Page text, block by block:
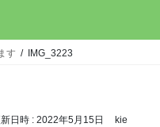
す IMG_3223
日時 : 2022年5月15日 kie